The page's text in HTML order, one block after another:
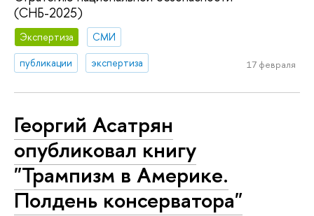
(СНБ-2025)
Экспертиза
СМИ
публикации
экспертиза 17 февраля
Георгий Асатрян
опубликовал книгу
"Трампизм в Америке.
Полдень консерватора"